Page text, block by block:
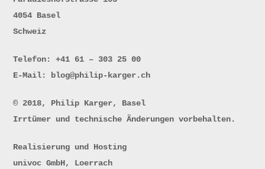
4054 Basel
Schweiz
Telefon: +41 61 – 303 25 00
E-Mail: blog@philip-karger.ch
© 2018, Philip Karger, Basel
Irrtümer und technische Änderungen vorbehalten.
Realisierung und Hosting
univoc GmbH, Loerrach